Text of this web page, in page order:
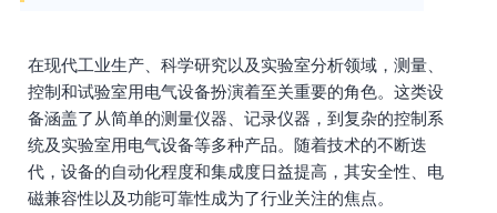
在现代工业生产、科学研究以及实验室分析领域，测量、
控制和试验室用电气设备扮演着至关重要的角色。这类设
备涵盖了从简单的测量仪器、记录仪器，到复杂的控制系
统及实验室用电气设备等多种产品。随着技术的不断迭
代，设备的自动化程度和集成度日益提高，其安全性、电
磁兼容性以及功能可靠性成为了行业关注的焦点。